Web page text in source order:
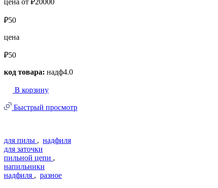
цена от ₽20000
₽50
цена
₽50
код товара: надф4.0
В корзину
Быстрый просмотр
для пилы , надфиля
для заточки
пильной цепи ,
напильники
надфиля , разное